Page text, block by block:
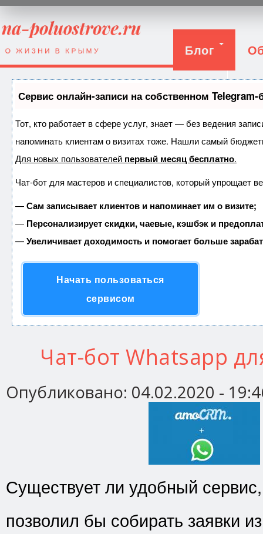
Блог
Вход
Сервис онлайн-записи на собственном Telegram-
Тот, кто работает в сфере услуг, знает — без ведения
напоминать клиентам о визитах тоже. Нашли самый
Для новых пользователей первый месяц бесплатно.
Чат-бот для мастеров и специалистов, который упрощает
—Сам записывает клиентов и напоминает им о визите;
— Персонализирует скидки, чаевые, кэшбэк и
—Увеличивает доходимость и помогает больше
Начать пользоваться
сервисом
Чат-бот Whatsapp
Опубликовано: 04.02.2020 -
Существует ли удобный
позволил бы собирать заявки